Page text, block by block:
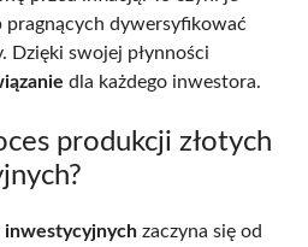
pragnących dywersyfikować
swojej płynności
dla każdego inwestora.
produkcji złotych
inwestycyjnych zaczyna się od